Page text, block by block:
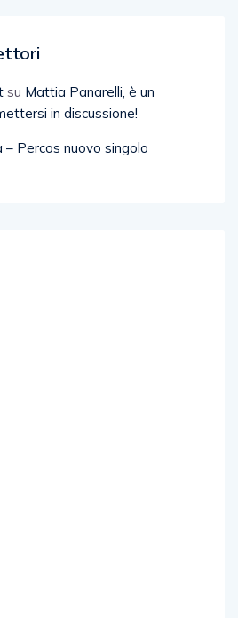
su Mattia Panarelli, è un
in discussione!
– Percos nuovo singolo